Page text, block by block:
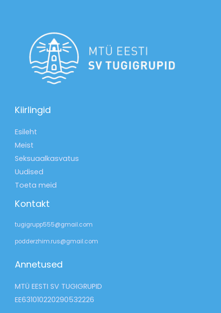
Kiirlingid
Esileht
Meist
Seksuaalkasvatus
Uudised
Toeta meid
Kontakt
tugigrupp555@gmail.com
podderzhim.rus@gmail.com
Annetused
MTÜ EESTI SV TUGIGRUPID
EE631010220290532226